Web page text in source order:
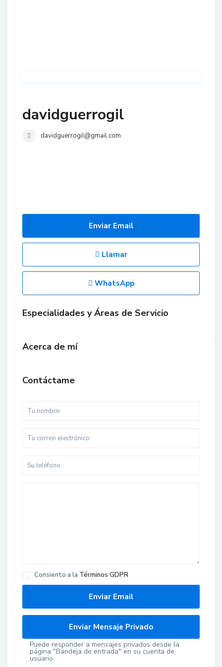
davidguerrogil
davidguerrogil@gmail.com
Enviar Email
Llamar
WhatsApp
Especialidades y Áreas de Servicio
Acerca de mí
Contáctame
Consiento a la Términos GDPR
Puede responder a mensajes privados desde la
página "Bandeja de entrada" en su cuenta de
usuario.